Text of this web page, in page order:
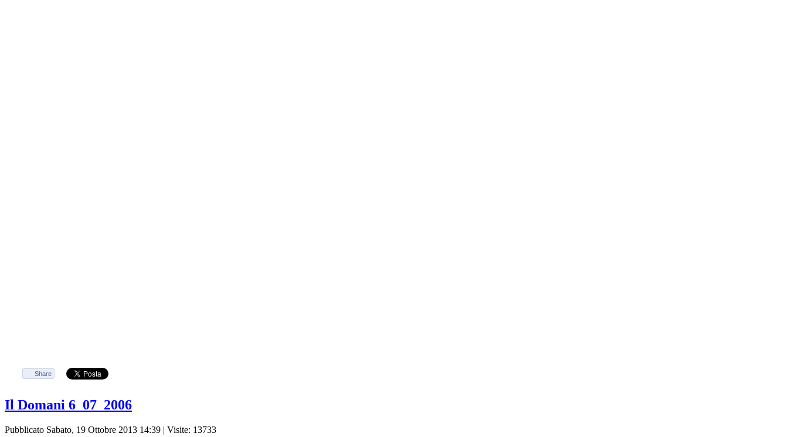
Share
Il Domani 6_07_2006
Pubblicato Sabato, 19 Ottobre 2013 14:39 | Visite: 13733